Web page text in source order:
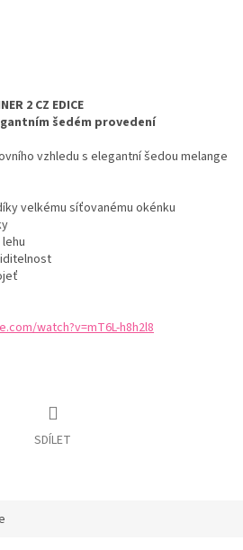
2 CZ EDICE
šedém provedení
vzhledu s elegantní šedou melange
velkému síťovanému okénku
watch?v=mT6L-h8h2l8
SDÍLET